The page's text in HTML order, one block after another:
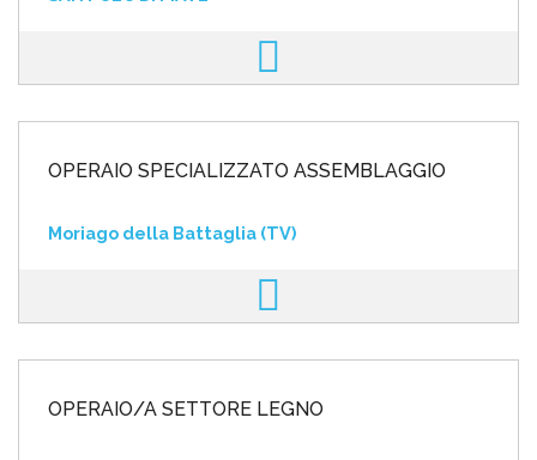
OPERAIO SPECIALIZZATO ASSEMBLAGGIO
Moriago della Battaglia (TV)
OPERAIO/A SETTORE LEGNO